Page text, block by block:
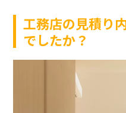
工務店の見積り
でしたか？